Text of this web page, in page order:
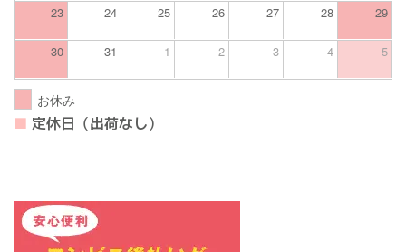
23 24 25 26 27 28 29
30 31 1 2 3 4 5
お休み
■ 定休日（出荷なし）